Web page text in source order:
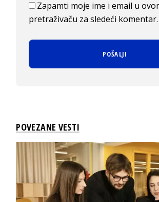
Zapamti moje ime i email u
pretraživaču za sledeći komentar.
POVEZANE VESTI